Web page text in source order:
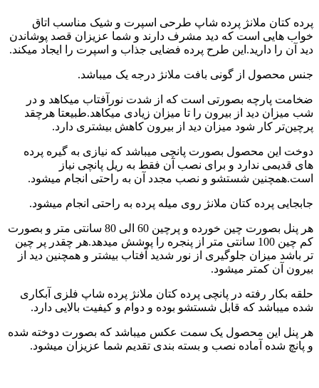
پرده کتان ملانژ پرده شاپ طرحی اسپرت و شیک مناسب اتاق
خواب هایی است که دید مشرف دارند و شما عزیزان قصد پوشاندن
دید آن را دارید.این طرح پرده فضایی جذاب و اسپرت را ایجاد میکند.
جنس محصول از گونی بافت ملانژ درجه یک میباشد.
ضخامت پارچه بصورتی است که از شدت نورآفتاب میکاهد و در
شب میزان دید از بیرون را تا میزان زیادی میکاهد.طبیعتا هرچقد
پرچین‌تر کار شود میزان دید از بیرون کاهش بیشتری دارد.
دوخت این محصول بصورت پانچی میباشد که نیازی به گیره پرده
های قدیمی ندارد و برای نصب آن فقط به ریل پانچی نیاز
است.همچنین شستشو و نصب مجدد آن به راحتی انجام میشود.
جابجایی پرده کتان ملانژ روی میله پرده به راحتی انجام میشود.
هر پنل بصورت چین خورده و پرچین 60 الی 80 سانتی متر و بصورت
کم چین 100 سانتی متر از پنجره را پوشش میدهد.هر چقدر پر چین
تر باشد میزان جلوگیری از نور شدید آفتاب بیشتر و همچنین دید از
بیرون آن کمتر میشود.
حلقه بکار رفته در پانچی پرده کتان ملانژ پرده شاپ فلزی آبکاری
شده میباشد که قابل شستشو بوده و دوام و کیفیت بالایی دارد.
هر پنل این محصول یک سمت عکس میباشد که بصورت دوخته شده
و پانچ شده آماده نصب و بسته بندی تقدیم شما عزیزان میشود.